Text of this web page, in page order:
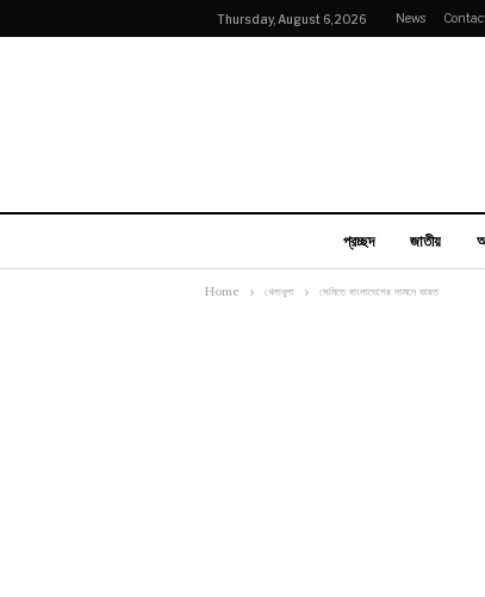
Thursday, August 6, 2026 News
প্রচ্ছদ জাতীয়
Home খেলাধুলা সেমিতে বাংলাদেশের সামনে ভারত